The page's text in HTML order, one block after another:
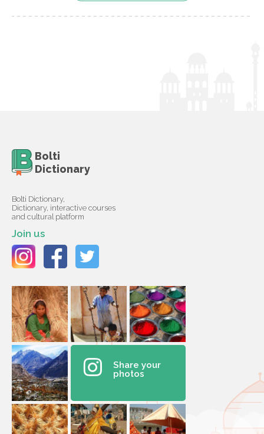
Bolti
Dictionary
Bolti Dictionary,
Dictionary, interactive courses
and cultural platform
Join us
Share your
photos